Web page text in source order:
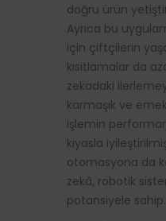
doğru ürün
Ayrıca bu
için çiftçilerin
kısıtlamalar da
zekadaki
karmaşık ve
işlemin
kıyasla
otomasyona da
zekâ, robotik
potansiyele